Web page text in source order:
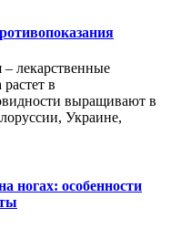
– лекарственные
в
выращивают в
Украине,
ногах: особенности